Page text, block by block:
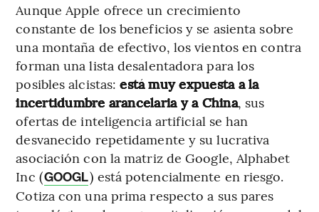
Aunque Apple ofrece un crecimiento
constante de los beneficios y se asienta sobre
una montaña de efectivo, los vientos en contra
forman una lista desalentadora para los
posibles alcistas:está muy expuesta a la
incertidumbre arancelaria y a China, sus
ofertas de inteligencia artificial se han
desvanecido repetidamente y su lucrativa
asociación con la matriz de Google, Alphabet
Inc (GOOGL) está potencialmente en riesgo.
Cotiza con una prima respecto a sus pares